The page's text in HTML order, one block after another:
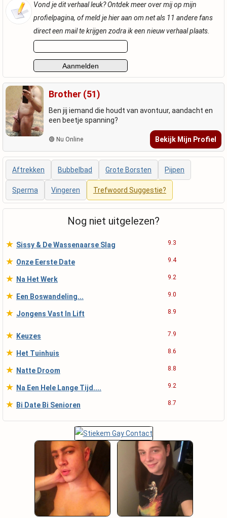
Vond je dit verhaal leuk? Ontdek meer over mij op mijn
profielpagina, of meld je hier aan om net als 11 andere fans
direct een mail te krijgen zodra ik een nieuw verhaal plaats.
Brother (51)
Ben jij iemand die houdt van avontuur, aandacht en
een beetje spanning?
🟢 Nu Online Bekijk Mijn Profiel
Aftrekken Bubbelbad Grote Borsten Pijpen
Sperma Vingeren Trefwoord Suggestie?
Nog niet uitgelezen?
★ Sissy & De Wassenaarse Slag 9.3
★ Onze Eerste Date 9.4
★ Na Het Werk 9.2
★ Een Boswandeling... 9.0
★ Jongens Vast In Lift 8.9
★ Keuzes 7.9
★ Het Tuinhuis 8.6
★ Natte Droom 8.8
★ Na Een Hele Lange Tijd.... 9.2
★ Bi Date Bi Senioren 8.7